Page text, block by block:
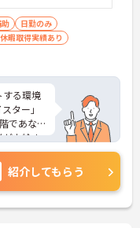
日勤のみ
暇取得実績あり
る環境
ター」
であな
が支給さ
サンク
す。ス
仲間に
で、毎月
紹介してもらう